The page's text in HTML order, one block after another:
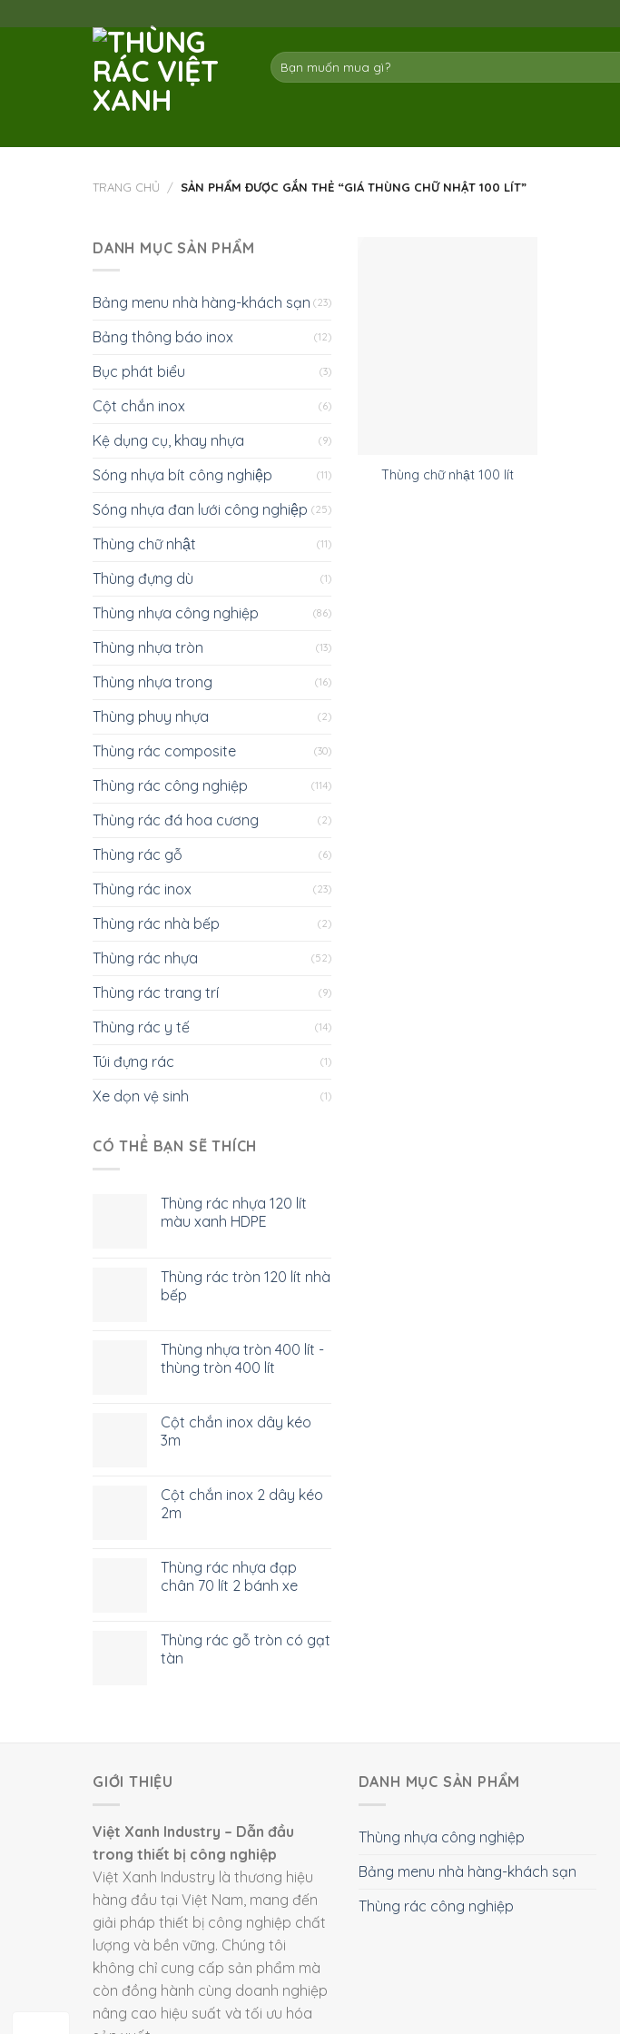
to
Tìm
kiếm:
TRANG CHỦ / SẢN PHẨM ĐƯỢC GẮN THẺ “GIÁ THÙNG CHỮ NHẬT 100 LÍT”
DANH MỤC SẢN PHẨM
Bảng menu nhà hàng-khách sạn (23)
Bảng thông báo inox (12)
Bục phát biểu (3)
Cột chắn inox (6)
Kệ dụng cụ, khay nhựa (9)
Sóng nhựa bít công nghiệp (11)
Sóng nhựa đan lưới công nghiệp (25)
Thùng chữ nhật (11)
Thùng đựng dù (1)
Thùng nhựa công nghiệp (86)
Thùng nhựa tròn (13)
Thùng nhựa trong (16)
Thùng phuy nhựa (2)
Thùng rác composite (30)
Thùng rác công nghiệp (114)
Thùng rác đá hoa cương (2)
Thùng rác gỗ (6)
Thùng rác inox (23)
Thùng rác nhà bếp (2)
Thùng rác nhựa (52)
Thùng rác trang trí (9)
Thùng rác y tế (14)
Túi đựng rác (1)
Xe dọn vệ sinh (1)
CÓ THỂ BẠN SẼ THÍCH
Thùng rác nhựa 120 lít
màu xanh HDPE
Thùng rác tròn 120 lít nhà
bếp
Thùng nhựa tròn 400 lít -
thùng tròn 400 lít
Cột chắn inox dây kéo
3m
Cột chắn inox 2 dây kéo
2m
Thùng rác nhựa đạp
chân 70 lít 2 bánh xe
Thùng rác gỗ tròn có gạt
tàn
Thùng chữ nhật 100 lít
GIỚI THIỆU
Việt Xanh Industry – Dẫn đầu
trong thiết bị công nghiệp
Việt Xanh Industry là thương hiệu
hàng đầu tại Việt Nam, mang đến
giải pháp thiết bị công nghiệp chất
lượng và bền vững. Chúng tôi
không chỉ cung cấp sản phẩm mà
còn đồng hành cùng doanh nghiệp
nâng cao hiệu suất và tối ưu hóa
DANH MỤC SẢN PHẨM
Thùng nhựa công nghiệp
Bảng menu nhà hàng-khách sạn
Thùng rác công nghiệp